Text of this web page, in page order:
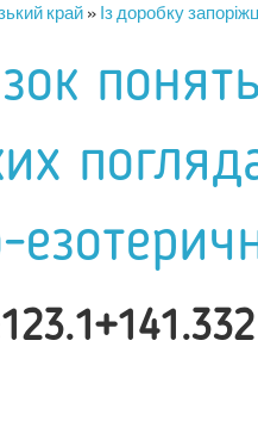
край»Із доробку